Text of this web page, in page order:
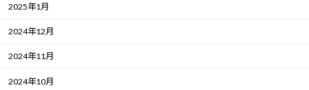
2025年1月
2024年12月
2024年11月
2024年10月